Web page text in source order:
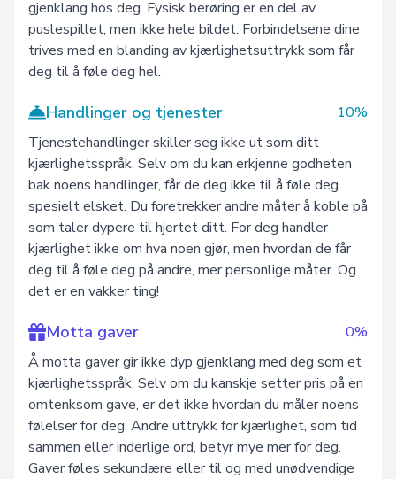
gjenklang hos deg. Fysisk berøring er en del av
puslespillet, men ikke hele bildet. Forbindelsene dine
trives med en blanding av kjærlighetsuttrykk som får
deg til å føle deg hel.
Handlinger og tjenester
10%
Tjenestehandlinger skiller seg ikke ut som ditt
kjærlighetsspråk. Selv om du kan erkjenne godheten
bak noens handlinger, får de deg ikke til å føle deg
spesielt elsket. Du foretrekker andre måter å koble på
som taler dypere til hjertet ditt. For deg handler
kjærlighet ikke om hva noen gjør, men hvordan de får
deg til å føle deg på andre, mer personlige måter. Og
det er en vakker ting!
Motta gaver
0%
Å motta gaver gir ikke dyp gjenklang med deg som et
kjærlighetsspråk. Selv om du kanskje setter pris på en
omtenksom gave, er det ikke hvordan du måler noens
følelser for deg. Andre uttrykk for kjærlighet, som tid
sammen eller inderlige ord, betyr mye mer for deg.
Gaver føles sekundære eller til og med unødvendige